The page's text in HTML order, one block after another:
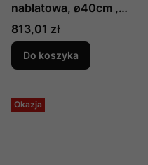
nablatowa, ø40cm ,
kolor: biały mat,
producent: omnires, nr
kat: silkr400bm
Cena
813,01 zł
Do koszyka
Okazja